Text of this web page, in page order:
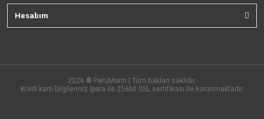
Hesabım
2026 ® ParuMarin | Tüm hakları saklıdır.
Kredi kartı bilgileriniz İpara ile 256bit SSL sertifikası ile korunmaktadır.